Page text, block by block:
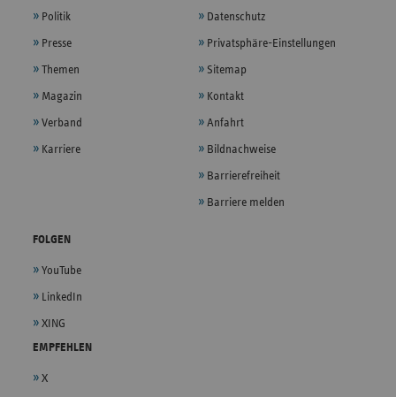
Politik
Presse
Themen
Magazin
Verband
Karriere
Datenschutz
Privatsphäre-Einstellungen
Sitemap
Kontakt
Anfahrt
Bildnachweise
Barrierefreiheit
Barriere melden
FOLGEN
YouTube
LinkedIn
XING
EMPFEHLEN
X